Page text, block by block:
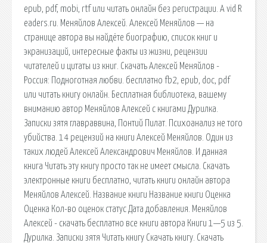
epub, pdf, mobi, rtf или читать онлайн без регистрации. A vid R
eaders.ru. Меняйлов Алексей. Алексей Меняйлов — на
странице автора вы найдёте биографию, список книг и
экранизаций, интересные факты из жизни, рецензии
читателей и цитаты из книг. Скачать Алексей Меняйлов -
Россия: Подноготная любви. бесплатно fb2, epub, doc, pdf
или читать книгу онлайн. Бесплатная библиотека, вашему
вниманию автор Меняйлов Алексей с книгами Дурилка.
Записки зятя главраввина, Понтий Пилат. Психоанализ не того
убийства. 14 рецензий на книги Алексей Меняйлов. Один из
таких людей Алексей Александрович Меняйлов. И данная
книга Читать эту книгу просто так не имеет смысла. Скачать
электронные книги бесплатно, читать книги онлайн автора
Меняйлов Алексей. Название книги Название книги Оценка
Оценка Кол-во оценок cтатус Дата добавления. Меняйлов
Алексей - скачать бесплатно все книги автора Книги 1—5 из 5.
Дурилка. Записки зятя Читать книгу Скачать книгу. Скачать